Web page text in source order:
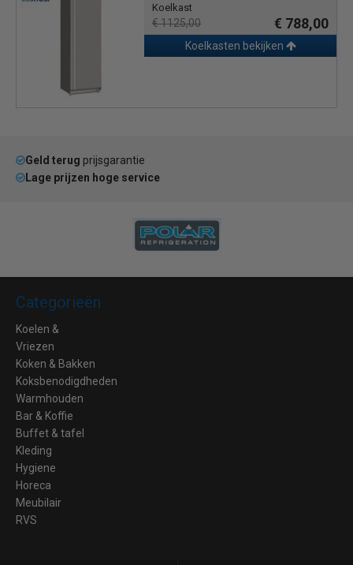
Koelkast
€ 1125,00 € 788,00
Koelkasten bekijken
Geld terug prijsgarantie
Lage prijzen hoge service
Categorieën
Koelen &
Vriezen
Koken & Bakken
Koksbenodigdheden
Warmhouden
Bar & Koffie
Buffet & tafel
Kleding
Hygiene
Horeca
Meubilair
RVS